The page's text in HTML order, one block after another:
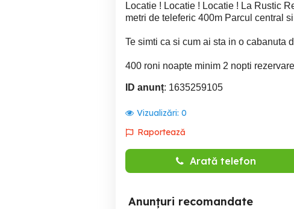
Locatie ! Locatie ! Locatie ! La Rustic
metri de teleferic 400m Parcul central
Te simti ca si cum ai sta in o cabanuta
400 roni noapte minim 2 nopti
ID anunț: 1635259105
Vizualizări: 0
Raportează
Arată telefon
Anunțuri recomandate